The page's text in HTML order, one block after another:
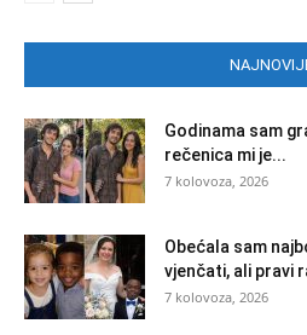
Godinama sam
rečenica mi je...
7 kolovoza, 2026
Obećala sam
vjenčati, ali pravi
7 kolovoza, 2026